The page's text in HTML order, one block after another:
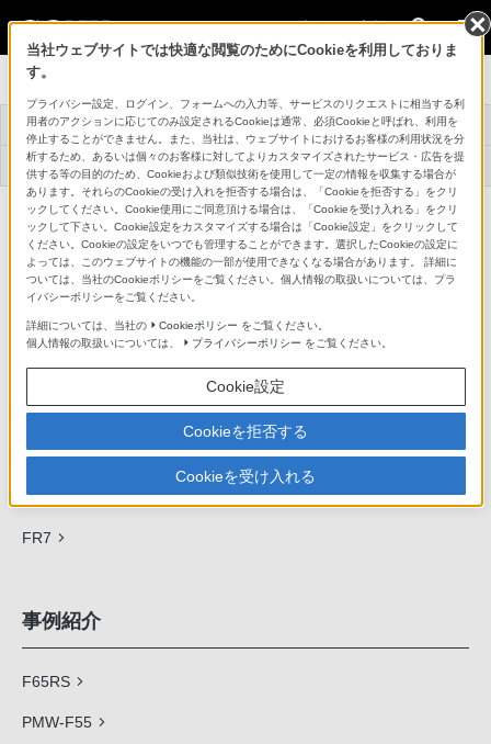
法人のお客様
ラージセンサーカメラ
トップ 商品一覧 関連資料 事例紹介
テクニカルナレッジ
アプリケーションソ
フトウェア
機器アップデートフ
ァームウェア
サイトマップ
VENICE
BURANO
FX9
FR7
事例紹介
F65RS
PMW-F55
当社ウェブサイトでは快適な閲覧のためにCookieを利用しておりま
す。
プライバシー設定、ログイン、フォームへの入力等、サービスのリクエストに相当する利
用者のアクションに応じてのみ設定されるCookieは通常、必須Cookieと呼ばれ、利用を
停止することができません。また、当社は、ウェブサイトにおけるお客様の利用状況を分
析するため、あるいは個々のお客様に対してよりカスタマイズされたサービス・広告を提
供する等の目的のため、Cookieおよび類似技術を使用して一定の情報を収集する場合が
あります。それらのCookieの受け入れを拒否する場合は、「Cookieを拒否する」をクリ
ックしてください。Cookie使用にご同意頂ける場合は、「Cookieを受け入れる」をクリ
ックして下さい。Cookie設定をカスタマイズする場合は「Cookie設定」をクリックして
ください。Cookieの設定をいつでも管理することができます。選択したCookieの設定に
よっては、このウェブサイトの機能の一部が使用できなくなる場合があります。 詳細に
ついては、当社のCookieポリシーをご覧ください。個人情報の取扱いについては、プラ
イバシーポリシーをご覧ください。
詳細については、当社の Cookieポリシー をご覧ください。
個人情報の取扱いについては、
プライバシーポリシー をご覧ください。
Cookie設定
Cookieを拒否する
Cookieを受け入れる